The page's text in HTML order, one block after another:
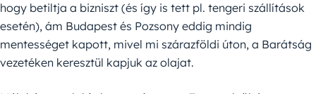
hogy betiltja a bizniszt (és így is tett pl. tengeri szállítások
esetén), ám Budapest és Pozsony eddig mindig
mentességet kapott, mivel mi szárazföldi úton, a Barátság
vezetéken keresztül kapjuk az olajat.